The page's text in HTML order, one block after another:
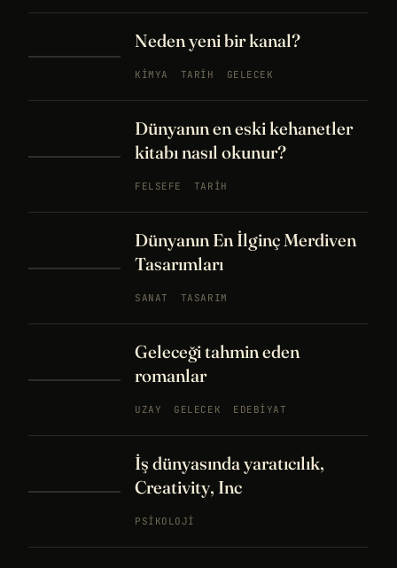
Neden yeni bir kanal?
KIMYA TARIH GELECEK
Dünyanın en eski kehanetler
kitabı nasıl okunur?
FELSEFE TARIH
Dünyanın En İlginç Merdiven
Tasarımları
SANAT TASARIM
Geleceği tahmin eden
romanlar
UZAY GELECEK EDEBIYAT
İş dünyasında yaratıcılık,
Creativity, Inc
PSIKOLOJI